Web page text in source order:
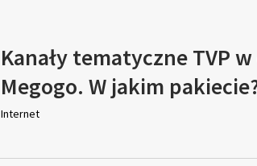
Kanały tematyczne TVP
Megogo. W jakim
Internet